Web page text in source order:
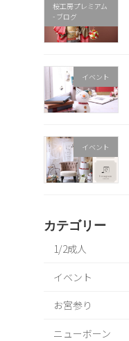
桜工房プレミアム
- ブログ
イベント
イベント
カテゴリー
1/2成人
イベント
お宮参り
ニューボーン